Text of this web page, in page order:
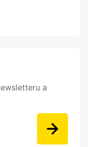
a